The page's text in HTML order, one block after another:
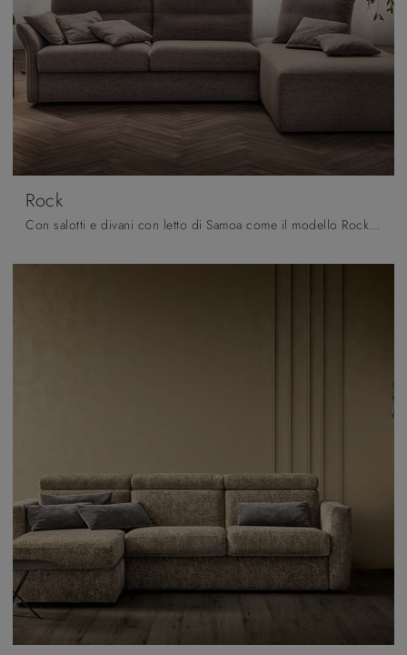
Rock
Con salotti e divani con letto di Samoa come il modello Rock in tessuto, potrai ultimare il tuo concept d'arredo.